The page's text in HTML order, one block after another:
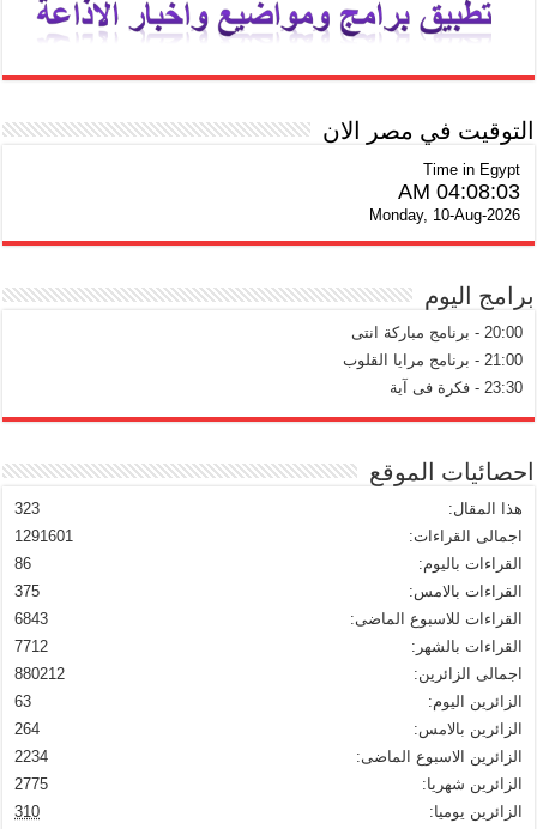
التوقيت في مصر الان
Time in Egypt
04:08:03 AM
Monday, 10-Aug-2026
برامج اليوم
20:00 - برنامج مباركة انتى
21:00 - برنامج مرايا القلوب
23:30 - فكرة فى آية
احصائيات الموقع
323
هذا المقال:
1291601
اجمالى القراءات:
86
القراءات باليوم:
375
القراءات بالامس:
6843
القراءات للاسبوع الماضى:
7712
القراءات بالشهر:
880212
اجمالى الزائرين:
63
الزائرين اليوم:
264
الزائرين بالامس:
2234
الزائرين الاسبوع الماضى:
2775
الزائرين شهريا:
310
الزائرين يوميا: